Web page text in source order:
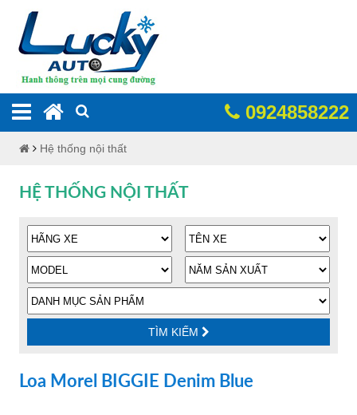
0924858222
Hệ thống nội thất
HỆ THỐNG NỘI THẤT
TÌM KIẾM
Loa Morel BIGGIE Denim Blue